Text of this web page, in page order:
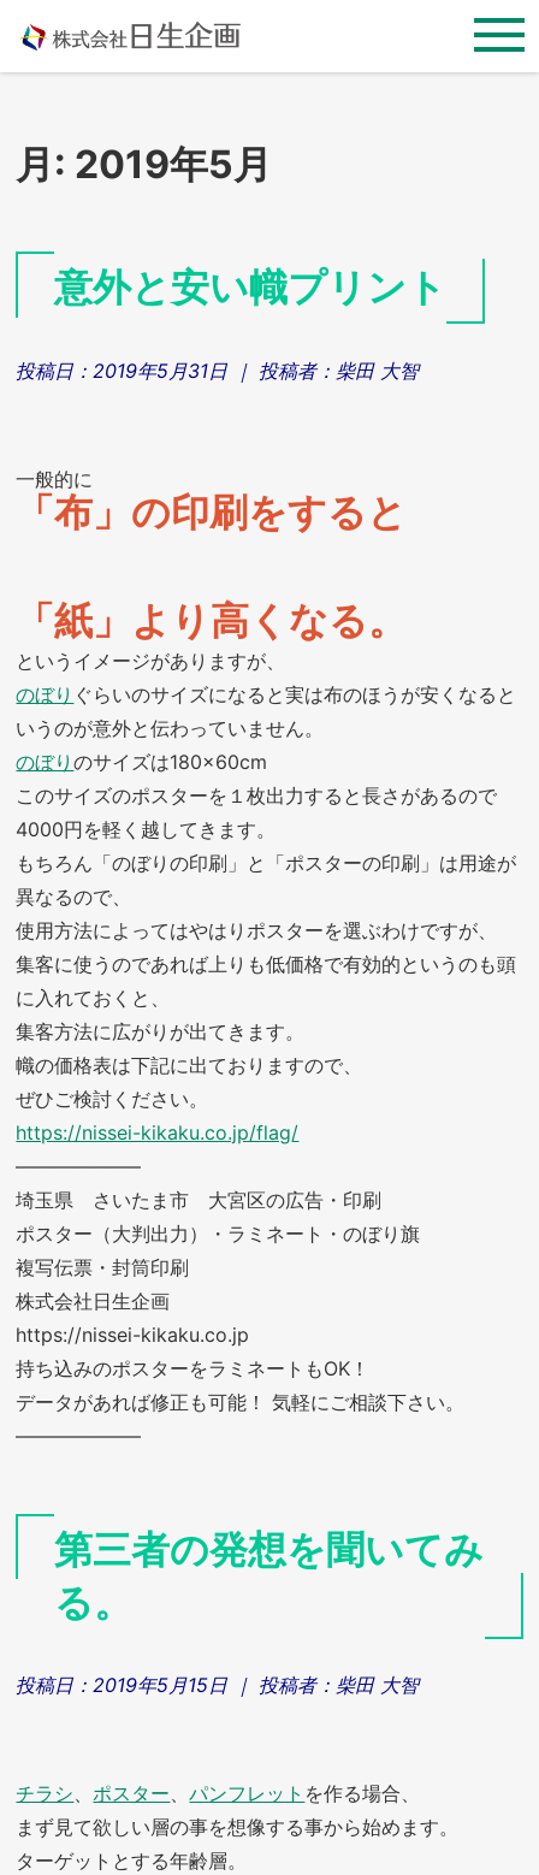
content
月: 2019年5月
意外と安い幟プリント
投稿日： 2019年5月31日 ｜ 投稿者： 柴田 大智
一般的に
「布」の印刷をすると
「紙」より高くなる。
というイメージがありますが、
のぼり ぐらいのサイズになると実は布のほうが安くなると
いうのが意外と伝わっていません。
のぼりのサイズは180×60cm
このサイズのポスターを１枚出力すると長さがあるので
4000円を軽く越してきます。
もちろん「のぼりの印刷」と「ポスターの印刷」は用途が
異なるので、
使用方法によってはやはりポスターを選ぶわけですが、
集客に使うのであれば上りも低価格で有効的というのも頭
に入れておくと、
集客方法に広がりが出てきます。
幟の価格表は下記に出ておりますので、
ぜひご検討ください。
https://nissei-kikaku.co.jp/flag/
——————–
埼玉県 さいたま市 大宮区の広告・印刷
ポスター（大判出力）・ラミネート・のぼり旗
複写伝票・封筒印刷
株式会社日生企画
https://nissei-kikaku.co.jp
持ち込みのポスターをラミネートもOK！
データがあれば修正も可能！ 気軽にご相談下さい。
——————–
第三者の発想を聞いてみ
る。
投稿日：2019年5月15日 ｜ 投稿者： 柴田 大智
チラシ、ポスター、パンフレット を作る場合、
まず見て欲しい層の事を想像する事から始めます。
ターゲットとする年齢層。